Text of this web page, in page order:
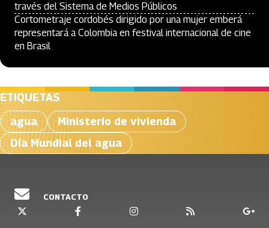
través del Sistema de Medios Públicos
Cortometraje cordobés dirigido por una mujer emberá
representará a Colombia en festival internacional de cine
en Brasil
ETIQUETAS
agua
Ministerio de vivienda
Día Mundial del agua
CONTACTO